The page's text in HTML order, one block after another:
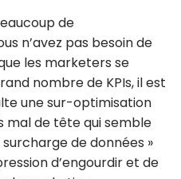
de
n’avez pas besoin de
les marketers se
nombre de KPIs, il est
une sur-optimisation
mal de tête qui semble
de données »
d’engourdir et de